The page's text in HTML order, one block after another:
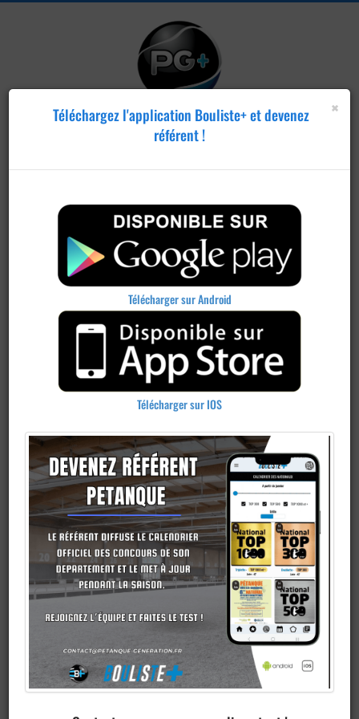
Publier un
concours
Ajouter un
club
×
Téléchargez l'application Bouliste+ et devenez
référent !
Télécharger sur Android
Télécharger sur IOS